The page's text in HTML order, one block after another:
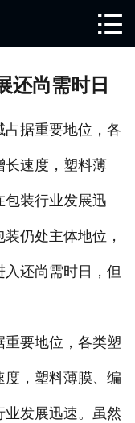
新闻动态

还尚需时日
占据重要地位，各
长速度，塑料薄
包装行业发展迅
仍处主体地位，
还尚需时日，但
要地位，各类塑
，塑料薄膜、编
发展迅速。虽然